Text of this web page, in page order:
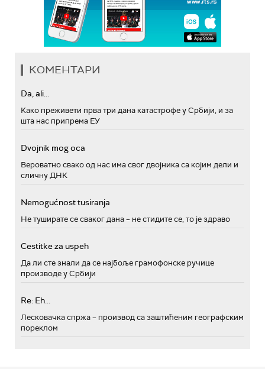
КОМЕНТАРИ
Da, ali...
Како преживети прва три дана катастрофе у Србији, и за
шта нас припрема ЕУ
Dvojnik mog oca
Вероватно свако од нас има свог двојника са којим дели и
сличну ДНК
Nemogućnost tusiranja
Не туширате се сваког дана – не стидите се, то је здраво
Cestitke za uspeh
Да ли сте знали да се најбоље грамофонске ручице
производе у Србији
Re: Eh...
Лесковачка спржа – производ са заштићеним географским
пореклом